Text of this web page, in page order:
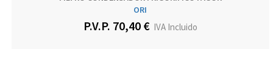
ORI
P.V.P. 70,40 €IVA Incluido